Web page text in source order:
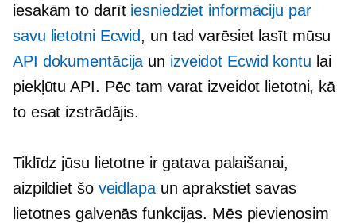
iesakām to darīt iesniedziet informāciju par
savu lietotni Ecwid, un tad varēsiet lasīt mūsu
API dokumentācija un izveidot Ecwid kontu lai
piekļūtu API. Pēc tam varat izveidot lietotni, kā
to esat izstrādājis.
Tiklīdz jūsu lietotne ir gatava palaišanai,
aizpildiet šo veidlapaun aprakstiet savas
lietotnes galvenās funkcijas. Mēs pievienosim